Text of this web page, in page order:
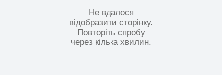
Не вдалося
відобразити сторінку.
Повторіть спробу
через кілька хвилин.